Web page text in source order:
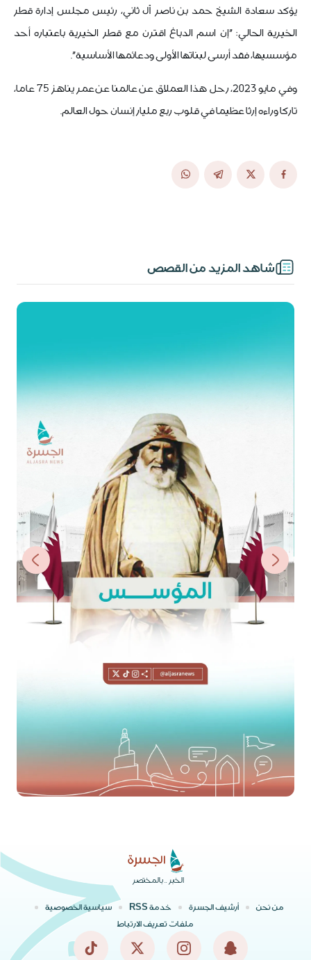
يؤكد سعادة الشيخ حمد بن ناصر آل ثاني، رئيس مجلس إدارة قطر
الخيرية الحالي: "إن اسم الدباغ اقترن مع قطر الخيرية باعتباره أحد
مؤسسيها، فقد أرسى لبناتها الأولى ودعائمها الأساسية".
وفي مايو 2023، رحل هذا العملاق عن عالمنا عن عمر يناهز 75 عاما،
تاركا وراءه إرثا عظيما في قلوب ربع مليار إنسان حول العالم.
شاهد المزيد من القصص
الخبر .. بالمختصر
من نحن أرشيف الجسرة خدمة RSS
سياسية الخصوصية
ملفات تعريف الارتباط